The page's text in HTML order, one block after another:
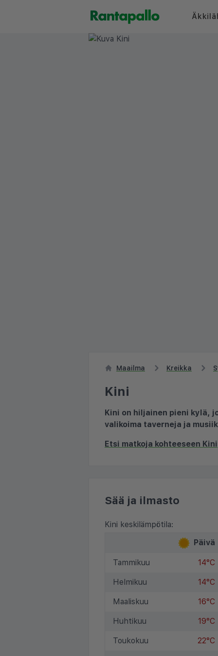
Maailma Kreikka
Kini
Kini on hiljainen pieni kylä,
valikoima taverneja ja
Etsi matkoja kohteeseen Kini
Sää ja ilmasto
Kini keskilämpötila:
Päivä
Tammikuu 14°C
Helmikuu 14°C
Maaliskuu 16°C
Huhtikuu 19°C
Toukokuu 22°C